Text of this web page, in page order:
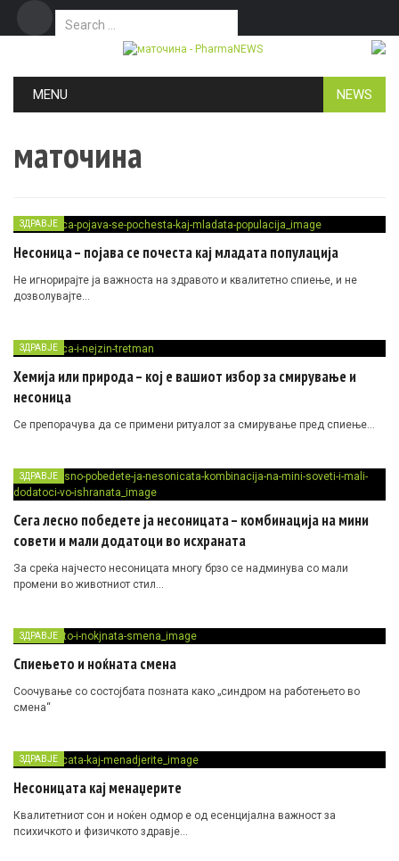
Search for:
MENU NEWS
маточина
ЗДРАВЈЕ
Несоница – појава се почеста кај младата популација
Не игнорирајте ја важноста на здравото и квалитетно спиење, и не
дозволувајте…
ЗДРАВЈЕ
Хeмија или природа – кој е вашиот избор за смирување и
несоница
Се препорачува да се примени ритуалот за смирување пред спиење…
ЗДРАВЈЕ
Сега лесно победете ја несоницата – комбинација на мини
совети и мали додатоци во исхраната
За среќа најчесто несоницата многу брзо се надминува со мали
промени во животниот стил…
ЗДРАВЈЕ
Спиењето и ноќната смена
Соочување со состојбата позната како „синдром на работењето во
смена“
ЗДРАВЈЕ
Несоницата кај менаџерите
Квалитетниот сон и ноќен одмор е од есенцијална важност за
психичкото и физичкото здравје…